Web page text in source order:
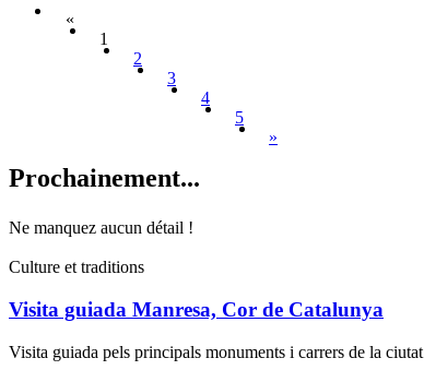
«
1
2
3
4
5
»
Prochainement...
Ne manquez aucun détail !
Culture et traditions
Visita guiada Manresa, Cor de Catalunya
Visita guiada pels principals monuments i carrers de la ciutat